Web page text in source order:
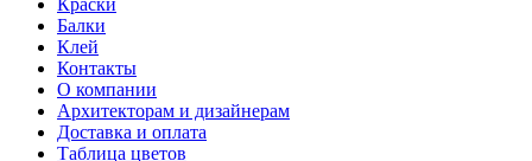
Краски
Балки
Клей
Контакты
О компании
Архитекторам и дизайнерам
Доставка и оплата
Таблица цветов